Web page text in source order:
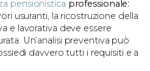
pensionistica professionale:
usuranti, la ricostruzione della
e lavorativa deve essere
Un’analisi preventiva può
davvero tutti i requisiti e a